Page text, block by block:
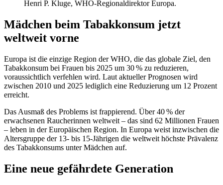
Henri P. Kluge, WHO-Regionaldirektor Europa.
Mädchen beim Tabakkonsum jetzt
weltweit vorne
Europa ist die einzige Region der WHO, die das globale Ziel, den
Tabakkonsum bei Frauen bis 2025 um 30 % zu reduzieren,
voraussichtlich verfehlen wird. Laut aktueller Prognosen wird
zwischen 2010 und 2025 lediglich eine Reduzierung um 12 Prozent
erreicht.
Das Ausmaß des Problems ist frappierend. Über 40 % der
erwachsenen Raucherinnen weltweit – das sind 62 Millionen Frauen
– leben in der Europäischen Region. In Europa weist inzwischen die
Altersgruppe der 13- bis 15-Jährigen die weltweit höchste Prävalenz
des Tabakkonsums unter Mädchen auf.
Eine neue gefährdete Generation